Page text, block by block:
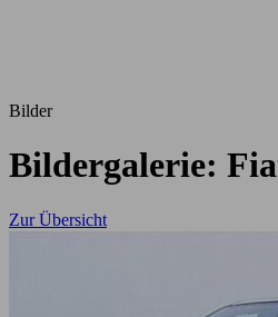
Bilder
Bildergalerie:
Zur Übersicht